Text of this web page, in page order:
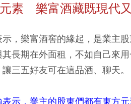
素 樂富酒藏既現代
，樂富酒窖的緣起，是業主
長期在外面租，不如自己來
三五好友可在這品酒、聊天。
示，業主的股東們都有東方